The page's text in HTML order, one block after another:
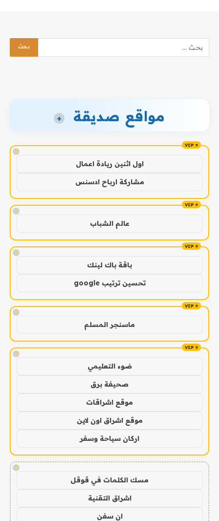
مواقع صديقة +
!
اول اثنين ريادة اعمال
مشاركة ارباح ادسنس
!
عالم الشباب
!
باقة باك لينك
تحسين ترتيب google
!
ماسنجر المسلم
!
ضوء التعليمي
صحيفة برق
موقع اشراقات
موقع اشراق اون لاين
اركان سياحة وسفر
!
مسك الكلمات في قوقل
اشراق التقنية
ان سفن